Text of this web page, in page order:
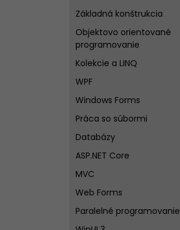
Základná konštrukcia
Objektovo orientované
programovanie
Kolekcie a LINQ
WPF
Windows Forms
Práca so súbormi
Databázy
ASP.NET Core
MVC
Web Forms
Paralelné programovanie